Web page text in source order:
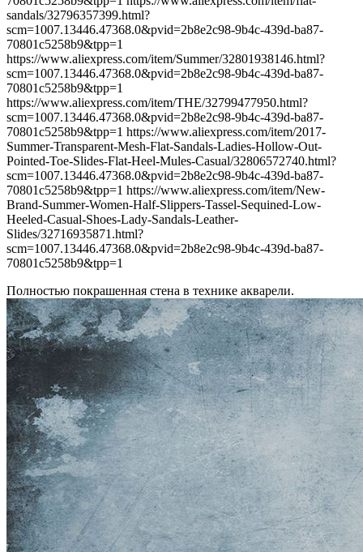
Полностью покрашенная стена в технике акварели.